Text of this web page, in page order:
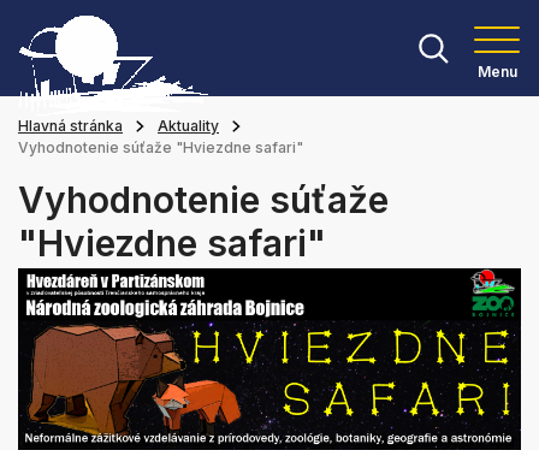
Menu
Hlavná stránka
Aktuality
Vyhodnotenie súťaže "Hviezdne safari"
Vyhodnotenie súťaže
"Hviezdne safari"